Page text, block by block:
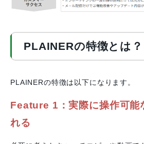
PLAINERの特徴とは？
PLAINERの特徴は以下になります。
Feature 1：実際に操作可能
れる